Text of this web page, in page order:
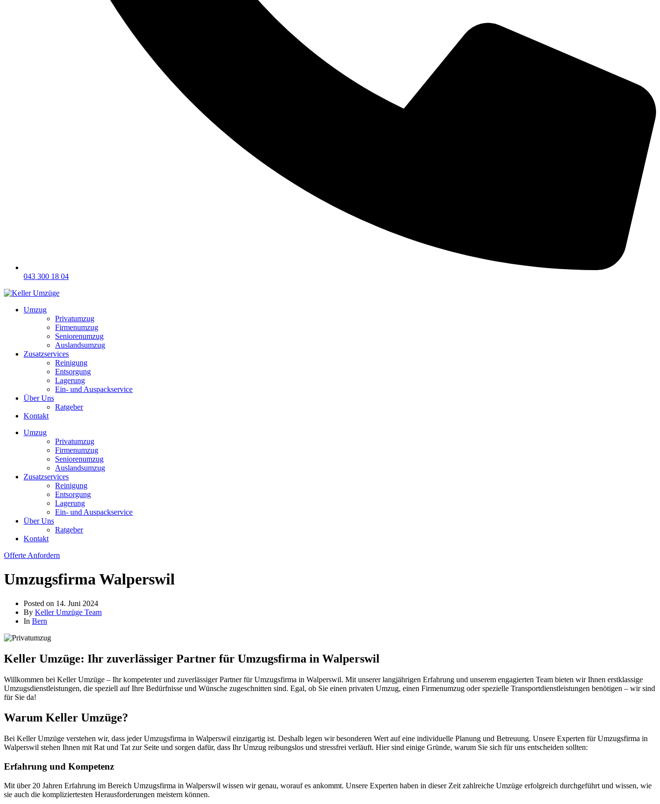
043 300 18 04
Umzug
Privatumzug
Firmenumzug
Seniorenumzug
Auslandsumzug
Zusatzservices
Reinigung
Entsorgung
Lagerung
Ein- und Auspackservice
Über Uns
Ratgeber
Kontakt
Umzug
Privatumzug
Firmenumzug
Seniorenumzug
Auslandsumzug
Zusatzservices
Reinigung
Entsorgung
Lagerung
Ein- und Auspackservice
Über Uns
Ratgeber
Kontakt
Offerte Anfordern
Umzugsfirma Walperswil
Posted on 14. Juni 2024
By Keller Umzüge Team
In Bern
Keller Umzüge: Ihr zuverlässiger Partner für Umzugsfirma in Walperswil
Willkommen bei Keller Umzüge – Ihr kompetenter und zuverlässiger Partner für Umzugsfirma in Walperswil. Mit unserer langjährigen Erfahrung und unserem engagierten Team bieten wir Ihnen erstklassige
Umzugsdienstleistungen, die speziell auf Ihre Bedürfnisse und Wünsche zugeschnitten sind. Egal, ob Sie einen privaten Umzug, einen Firmenumzug oder spezielle Transportdienstleistungen benötigen – wir sind
für Sie da!
Warum Keller Umzüge?
Bei Keller Umzüge verstehen wir, dass jeder Umzugsfirma in Walperswil einzigartig ist. Deshalb legen wir besonderen Wert auf eine individuelle Planung und Betreuung. Unsere Experten für Umzugsfirma in
Walperswil stehen Ihnen mit Rat und Tat zur Seite und sorgen dafür, dass Ihr Umzug reibungslos und stressfrei verläuft. Hier sind einige Gründe, warum Sie sich für uns entscheiden sollten:
Erfahrung und Kompetenz
Mit über 20 Jahren Erfahrung im Bereich Umzugsfirma in Walperswil wissen wir genau, worauf es ankommt. Unsere Experten haben in dieser Zeit zahlreiche Umzüge erfolgreich durchgeführt und wissen, wie
sie auch die kompliziertesten Herausforderungen meistern können.